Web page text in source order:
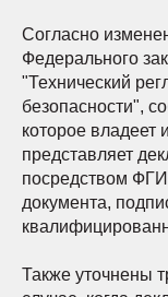
Согласно
Федерального
"Технический
безопасности",
которое владеет
представляет
посредством
документа,
Также уточнены